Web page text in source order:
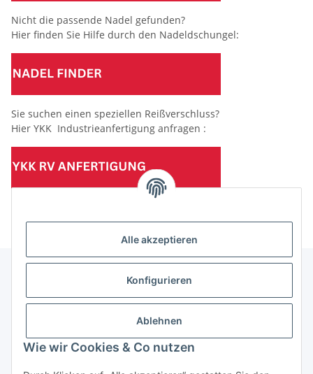
Alle akzeptieren
Konfigurieren
Ablehnen
Wie wir Cookies & Co nutzen
Nicht die passende Nadel gefunden?
Hier finden Sie Hilfe durch den Nadeldschungel:
Sie suchen einen speziellen Reißverschluss?
Hier YKK Industrieanfertigung anfragen :
(Mindesttabnahmemenge 10 Stück je Länge und Farbe)
Informationen
Gesetzliche Informationen